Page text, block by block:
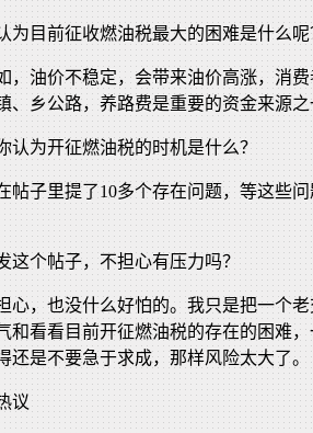
为目前征收燃油税最大的困难是什么呢
，油价不稳定，会带来油价高涨，消
、乡公路，养路费是重要的资金来源
认为开征燃油税的时机是什么？
帖子里提了10多个存在问题，等这些
这个帖子，不担心有压力吗？
心，也没什么好怕的。我只是把一个
和看看目前开征燃油税的存在的困难
还是不要急于求成，那样风险太大了。
议